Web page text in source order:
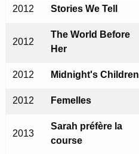
2012 Stories We Tell
2012
The World Before
Her
2012 Midnight's Children
2012 Femelles
2013
Sarah préfère la
course